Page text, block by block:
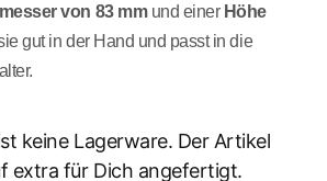
von 83 mm und einer Höhe
gut in der Hand und passt in die
keine Lagerware. Der Artikel
extra für Dich angefertigt.